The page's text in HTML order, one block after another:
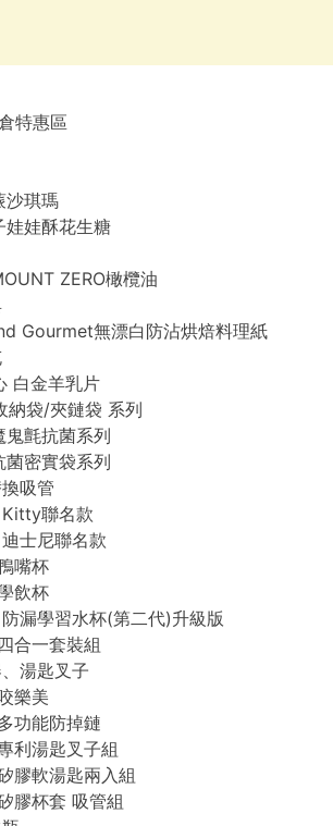
特惠區
沙琪瑪
娃娃酥花生糖
ZERO橄欖油
Gourmet無漂白防沾烘焙料理紙
白金羊乳片
納袋/夾鏈袋 系列
鬼氈抗菌系列
菌密實袋系列
吸管
聯名款
士尼聯名款
嘴杯
飲杯
漏學習水杯(第二代)升級版
合一套裝組
湯匙叉子
樂美
功能防掉鏈
利湯匙叉子組
膠軟湯匙兩入組
膠杯套 吸管組